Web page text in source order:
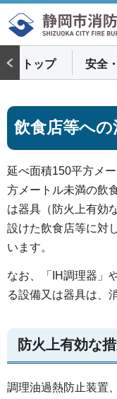
静岡市消防局
トップ 安全
飲食店等へ
延べ面積150平方メ
方メートル未満の飲
は器具（防火上有効
設けた飲食店等に対
います。
なお、「IH調理器」
る設備又は器具は、
防火上有効な
調理油過熱防止装置